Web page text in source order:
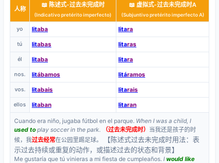
人称
📖 陈述式-过去未完成时
(Indicativo pretérito imperfecto)
📖 虚拟式-过去未完成时A
(Subjuntivo pretérito imperfecto A)
yo litaba litara
tú litabas litaras
él litaba litara
nos. litábamos litáramos
vos. litabais litarais
ellos litaban litaran
Cuando era niño, jugaba fútbol en el parque. When I was a child, I
used to play soccer in the park. （过去未完成时） 当我还是孩子的时
候，我过去经常在公园里踢足球。
【陈述式过去未完成时用法：表
示过去持续或重复的动作，或描述过去的状态和背景】
Me gustaría que tú vinieras a mi fiesta de cumpleaños. I would like